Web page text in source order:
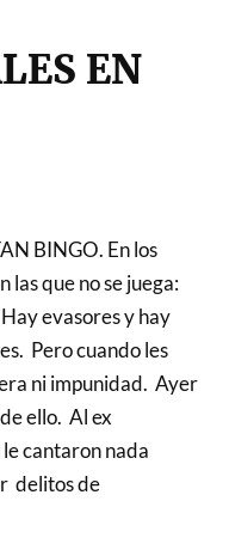
EN
BINGO. En los
las que no se juega:
evasores y hay
Pero cuando les
ni impunidad. Ayer
ello. Al ex
cantaron nada
delitos de